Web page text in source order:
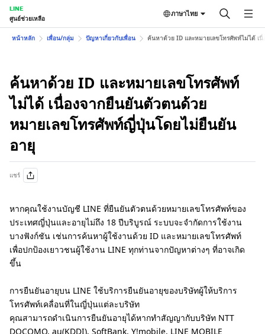
LINE
ศูนย์ช่วยเหลือ
ภาษาไทย
หน้าหลัก เพื่อน/กลุ่ม ปัญหาเกี่ยวกับเพื่อน ค้นหาด้วย ID และหมายเลขโทรศัพท์ไม่ได้
ค้นหาด้วย ID และหมายเลขโทรศัพท์
ไม่ได้ เนื่องจากยืนยันตัวตนด้วย
หมายเลขโทรศัพท์ญี่ปุ่นโดยไม่ยืนยัน
อายุ
แชร์
หากคุณใช้งานบัญชี LINE ที่ยืนยันตัวตนด้วยหมายเลขโทรศัพท์ของ
ประเทศญี่ปุ่นและอายุไม่ถึง 18 ปีบริบูรณ์ ระบบจะจำกัดการใช้งาน
บางฟังก์ชัน เช่นการค้นหาผู้ใช้งานด้วย ID และหมายเลขโทรศัพท์
เพื่อปกป้องเยาวชนผู้ใช้งาน LINE ทุกท่านจากปัญหาต่างๆ ที่อาจเกิด
ขึ้น
การยืนยันอายุบน LINE ใช้บริการยืนยันอายุของบริษัทผู้ให้บริการ
โทรศัพท์เคลื่อนที่ในญี่ปุ่นแต่ละบริษัท
คุณสามารถดำเนินการยืนยันอายุได้หากทำสัญญากับบริษัท NTT
DOCOMO, au(KDDI), SoftBank, Y!mobile, LINE MOBILE